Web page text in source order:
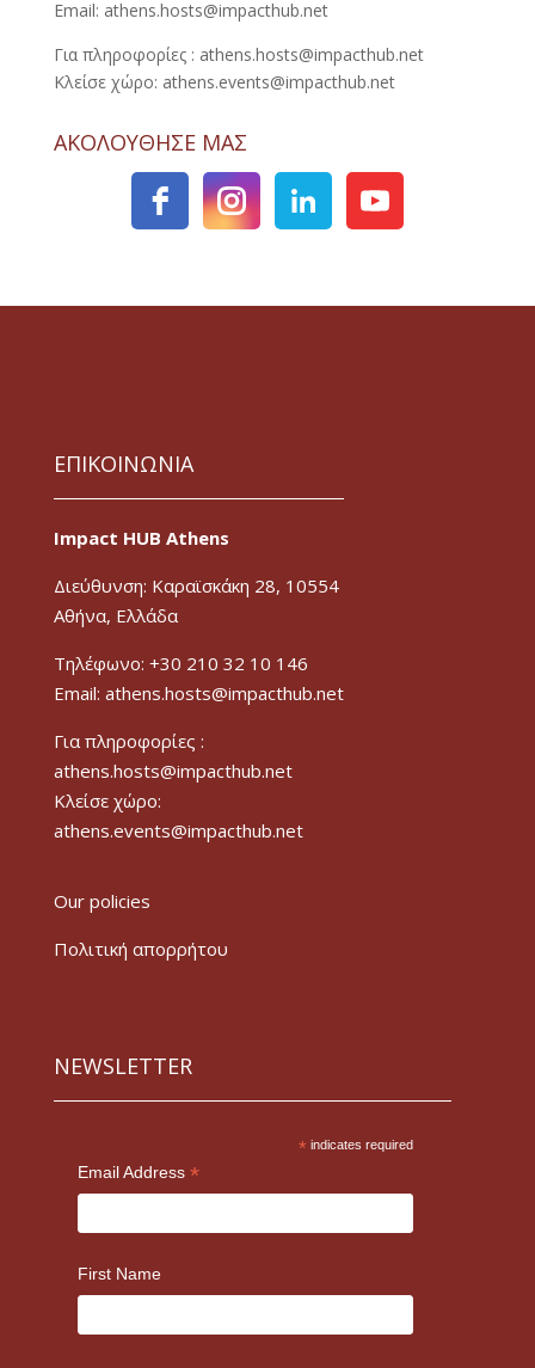
Email: athens.hosts@impacthub.net
Για πληροφορίες : athens.hosts@impacthub.net
Κλείσε χώρο: athens.events@impacthub.net
ΑΚΟΛΟΥΘΗΣΕ ΜΑΣ
ΕΠΙΚΟΙΝΩΝΙΑ
Impact HUB Athens
Διεύθυνση: Καραϊσκάκη 28, 10554
Αθήνα, Ελλάδα
Τηλέφωνο: +30 210 32 10 146
Email: athens.hosts@impacthub.net
Για πληροφορίες :
athens.hosts@impacthub.net
Κλείσε χώρο:
athens.events@impacthub.net
Our policies
Πολιτική απορρήτου
NEWSLETTER
* indicates required
Email Address *
First Name